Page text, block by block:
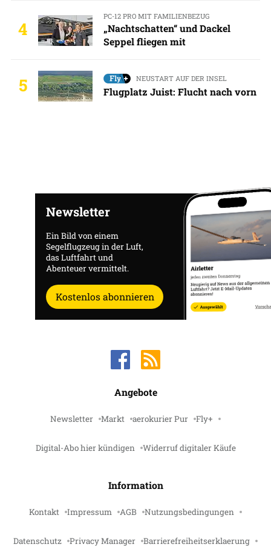
4
PC-12 PRO MIT FAMILIENBEZUG
„Nachtschatten“ und Dackel
Seppel fliegen mit
5 NEUSTART AUF DER INSEL
Flugplatz Juist: Flucht nach vorn
Newsletter
Ein Bild von einem
Segelflugzeug in der Luft,
das Luftfahrt und
Abenteuer vermittelt.
Kostenlos abonnieren
Angebote
Newsletter Markt aerokurier Pur Fly+
Digital-Abo hier kündigen Widerruf digitaler Käufe
Information
Kontakt Impressum AGB Nutzungsbedingungen
Datenschutz Privacy Manager Barrierefreiheitserklaerung